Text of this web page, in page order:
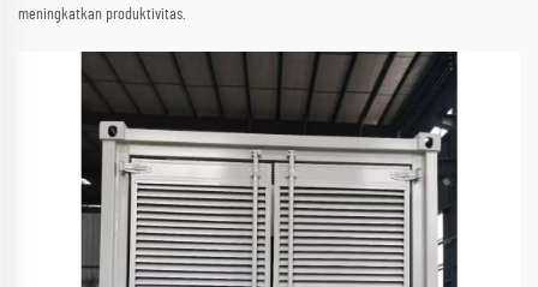
meningkatkan produktivitas.